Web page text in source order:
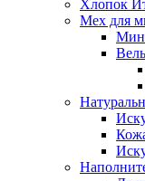
Хлопок
Мех для